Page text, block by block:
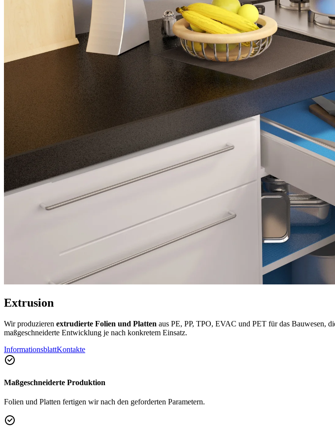
Extrusion
Wir produzieren extrudierte Folien und Platten aus PE, PP, TPO, EVAC und PET für das Bauwesen,
maßgeschneiderte Entwicklung je nach konkretem Einsatz.
InformationsblattKontakte
Maßgeschneiderte Produktion
Folien und Platten fertigen wir nach den geforderten Parametern.